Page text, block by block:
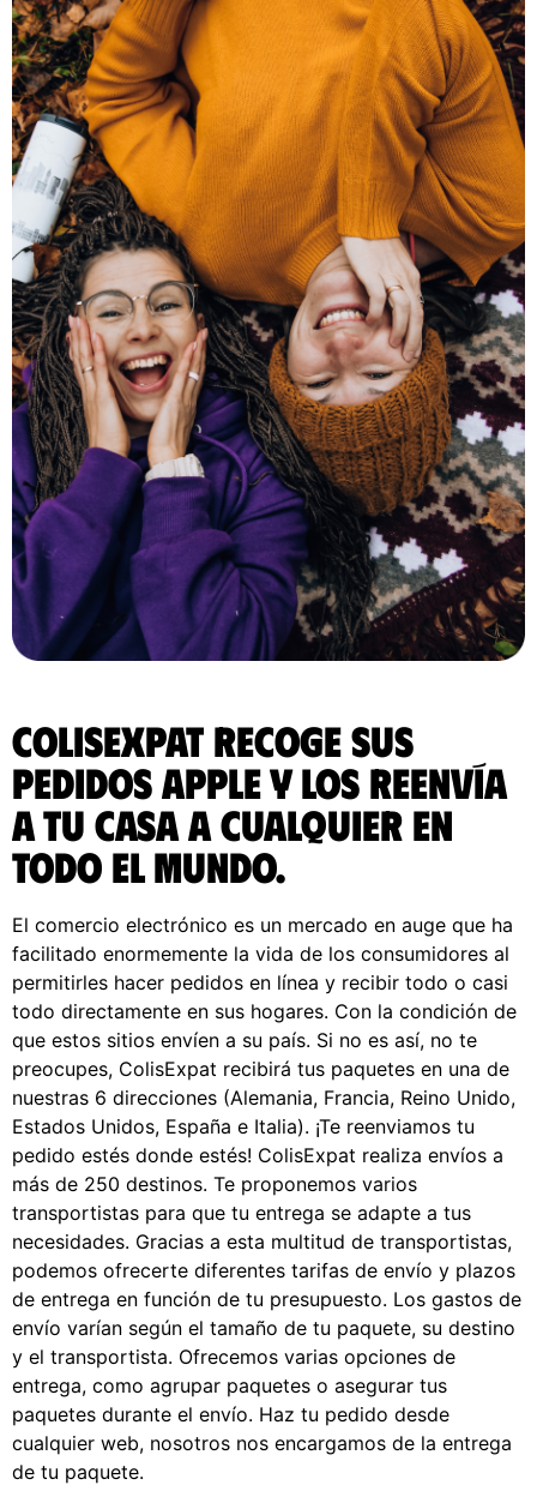
ColisExpat recoge sus
pedidos Apple y los reenvía
a tu casa a cualquier en
todo el Mundo.
El comercio electrónico es un mercado en auge que ha
facilitado enormemente la vida de los consumidores al
permitirles hacer pedidos en línea y recibir todo o casi
todo directamente en sus hogares. Con la condición de
que estos sitios envíen a su país. Si no es así, no te
preocupes, ColisExpat recibirá tus paquetes en una de
nuestras 6 direcciones (Alemania, Francia, Reino Unido,
Estados Unidos, España e Italia). ¡Te reenviamos tu
pedido estés donde estés! ColisExpat realiza envíos a
más de 250 destinos. Te proponemos varios
transportistas para que tu entrega se adapte a tus
necesidades. Gracias a esta multitud de transportistas,
podemos ofrecerte diferentes tarifas de envío y plazos
de entrega en función de tu presupuesto. Los gastos de
envío varían según el tamaño de tu paquete, su destino
y el transportista. Ofrecemos varias opciones de
entrega, como agrupar paquetes o asegurar tus
paquetes durante el envío. Haz tu pedido desde
cualquier web, nosotros nos encargamos de la entrega
de tu paquete.